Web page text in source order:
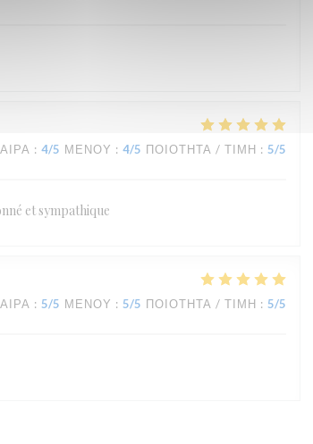
: 4/5 ΜΕΝΟΎ : 4/5 ΠΟΙΌΤΗΤΑ / ΤΙΜΉ : 5/5
et sympathique
: 5/5 ΜΕΝΟΎ : 5/5 ΠΟΙΌΤΗΤΑ / ΤΙΜΉ : 5/5